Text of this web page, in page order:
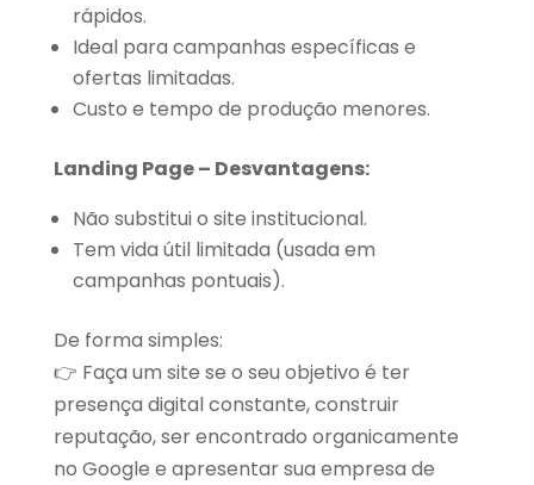
rápidos.
Ideal para campanhas específicas e
ofertas limitadas.
Custo e tempo de produção menores.
Landing Page – Desvantagens:
Não substitui o site institucional.
Tem vida útil limitada (usada em
campanhas pontuais).
De forma simples:
👉 Faça um site se o seu objetivo é ter
presença digital constante, construir
reputação, ser encontrado organicamente
no Google e apresentar sua empresa de